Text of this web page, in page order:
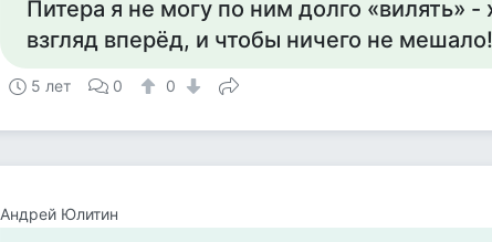
Питера я не могу по ним долго «вилять» -
взгляд вперёд, и чтобы ничего не мешало!
5 лет 0 0
Андрей Юлитин